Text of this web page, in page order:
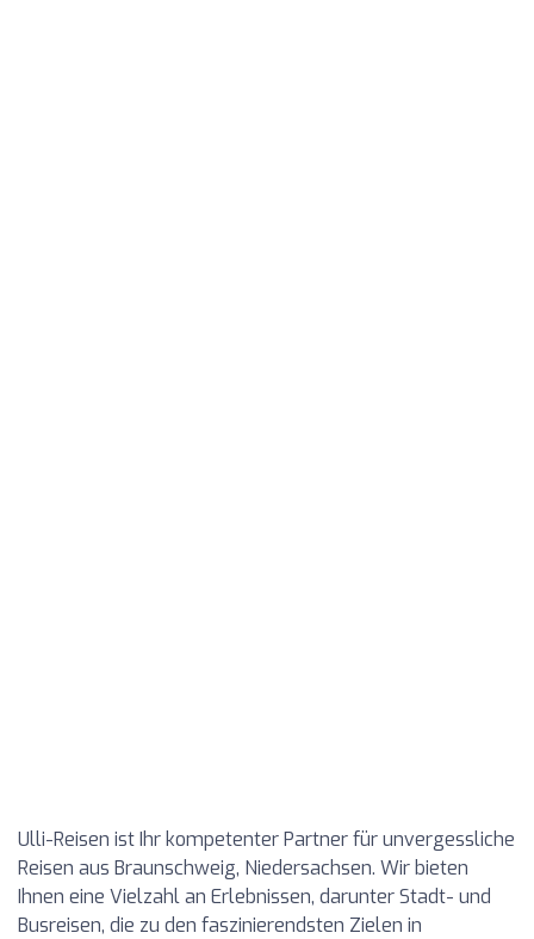
Ulli-Reisen ist Ihr kompetenter Partner für unvergessliche
Reisen aus Braunschweig, Niedersachsen. Wir bieten
Ihnen eine Vielzahl an Erlebnissen, darunter Stadt- und
Busreisen, die zu den faszinierendsten Zielen in